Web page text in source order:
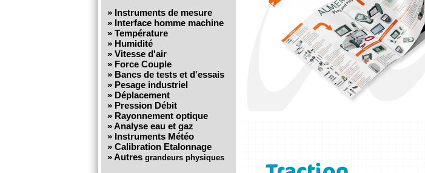
» Instruments de mesure
» Interface homme machine
» Température
» Humidité
» Vitesse d'air
» Force Couple
» Bancs de tests et d’essais
» Pesage industriel
» Déplacement
» Pression Débit
» Rayonnement optique
»Analyse eau et gaz
» Instruments Météo
» Calibration Etalonnage
»Autres grandeurs physiques